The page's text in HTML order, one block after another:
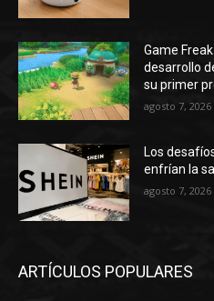
Game
desarrollo
su primer
agosto 7, 2026
Los
enfrían la
agosto 7, 2026
ARTÍCULOS POPULARES